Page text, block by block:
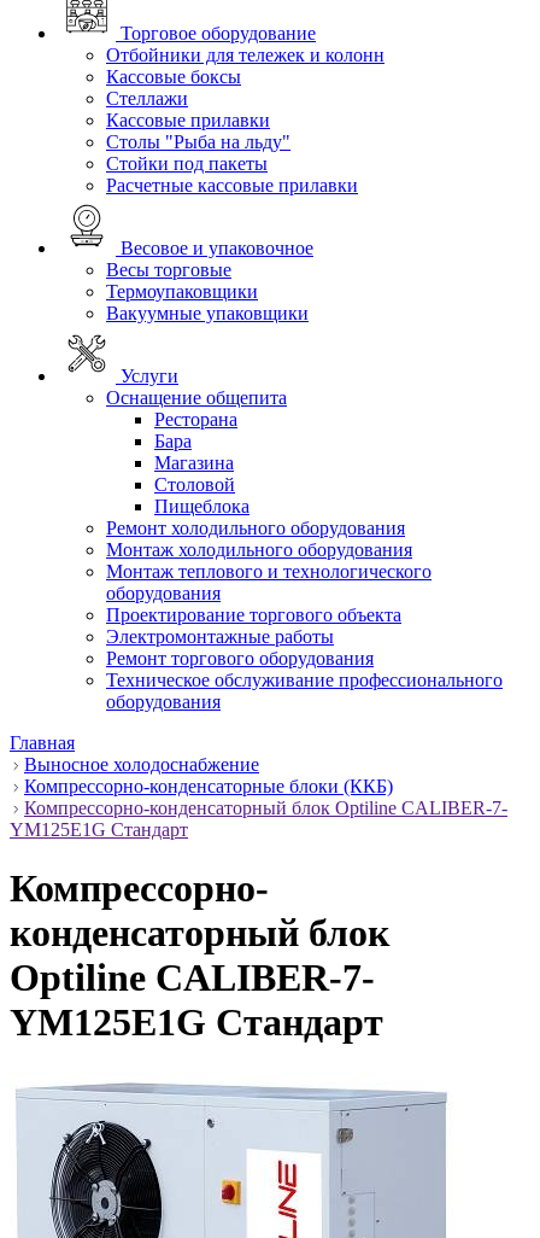
Торговое оборудование
Отбойники для тележек и колонн
Кассовые боксы
Стеллажи
Кассовые прилавки
Столы "Рыба на льду"
Стойки под пакеты
Расчетные кассовые прилавки
Весовое и упаковочное
Весы торговые
Термоупаковщики
Вакуумные упаковщики
Услуги
Оснащение общепита
Ресторана
Бара
Магазина
Столовой
Пищеблока
Ремонт холодильного оборудования
Монтаж холодильного оборудования
Монтаж теплового и технологического
оборудования
Проектирование торгового объекта
Электромонтажные работы
Ремонт торгового оборудования
Техническое обслуживание профессионального
оборудования
Главная
Выносное холодоснабжение
Компрессорно-конденсаторные блоки (ККБ)
Компрессорно-конденсаторный блок Optiline CALIBER-7-
YM125E1G Стандарт
Компрессорно-
конденсаторный блок
Optiline CALIBER-7-
YM125E1G Стандарт